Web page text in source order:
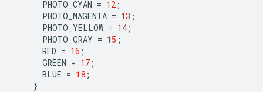
PHOTO_CYAN = 12 ;
PHOTO_MAGENTA = 13 ;
PHOTO_YELLOW = 14 ;
PHOTO_GRAY = 15 ;
RED = 16 ;
GREEN = 17 ;
BLUE = 18 ;
}